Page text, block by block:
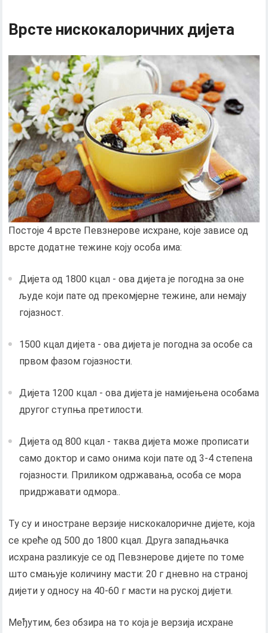
Врсте нискокалоричних дијета
Постоје 4 врсте Певзнерове исхране, које зависе од
врсте додатне тежине коју особа има:
Дијета од 1800 кцал - ова дијета је погодна за оне
људе који пате од прекомјерне тежине, али немају
гојазност.
1500 кцал дијета - ова дијета је погодна за особе са
првом фазом гојазности.
Дијета 1200 кцал - ова дијета је намијењена особама
другог ступња претилости.
Дијета од 800 кцал - таква дијета може прописати
само доктор и само онима који пате од 3-4 степена
гојазности. Приликом одржавања, особа се мора
придржавати одмора..
Ту су и иностране верзије нискокалоричне дијете, која
се креће од 500 до 1800 кцал. Друга западњачка
исхрана разликује се од Певзнерове дијете по томе
што смањује количину масти: 20 г дневно на страној
дијети у односу на 40-60 г масти на руској дијети.
Међутим, без обзира на то која је верзија исхране